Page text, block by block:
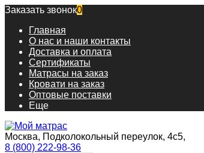
Заказать звонок0
Главная
О нас и наши контакты
Доставка и оплата
Сертификаты
Матрасы на заказ
Кровати на заказ
Оптовые поставки
Еще
Москва, Подколокольный переулок, 4с5,
8 (800) 222-98-36